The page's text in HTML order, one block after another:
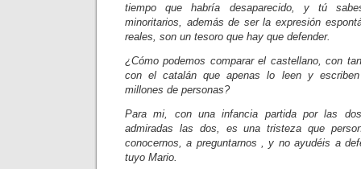
tiempo que habría desaparecido, y tú
minoritarios, además de ser la expresión
reales, son un tesoro que hay que defender.
¿Cómo podemos comparar el castellano, con
con el catalán que apenas lo leen y escriben
millones de personas?
Para mi, con una infancia partida por las
admiradas las dos, es una tristeza que
conocernos, a preguntarnos , y no ayudéis a
tuyo Mario.